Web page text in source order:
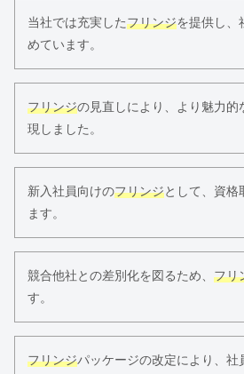
当社では充実したフリンジを提供し、
めています。
フリンジの見直しにより、より魅力的
現しました。
新入社員向けのフリンジとして、資格
ます。
競合他社との差別化を図るため、 フリ
す。
フリンジパッケージの改定により、社